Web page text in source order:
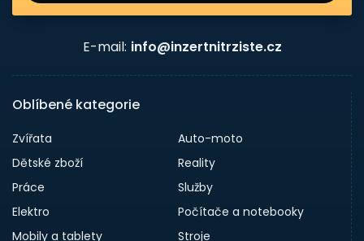
E-mail: info@inzertnitrziste.cz
Oblíbené kategorie
Zvířata
Auto-moto
Dětské zboží
Reality
Práce
Služby
Elektro
Počítače a notebooky
Mobily a tablety
Stroje